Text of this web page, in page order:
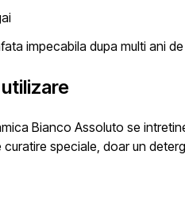
impecabila dupa multi ani
Bianco Assoluto se
speciale, doar un